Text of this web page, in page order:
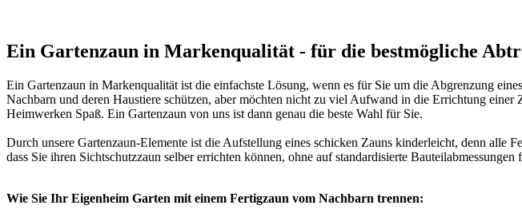
Ein Gartenzaun in Markenqualität - für die bestmögliche
Ein Gartenzaun in Markenqualität ist die einfachste Lösung, wenn es für Sie um die Abgrenzung
Nachbarn und deren Haustiere schützen, aber möchten nicht zu viel Aufwand in die Errichtung einer
Heimwerken Spaß. Ein Gartenzaun von uns ist dann genau die beste Wahl für Sie.
Durch unsere Gartenzaun-Elemente ist die Aufstellung eines schicken Zauns kinderleicht, denn
dass Sie ihren Sichtschutzzaun selber errichten können, ohne auf standardisierte
Wie Sie Ihr Eigenheim Garten mit einem Fertigzaun vom Nachbarn trennen: